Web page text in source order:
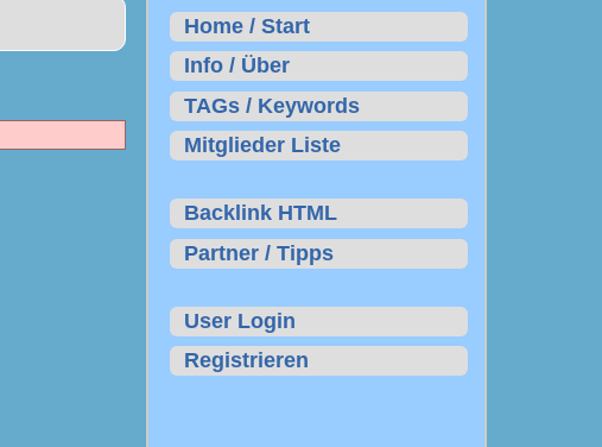
Home / Start
Info / Über
TAGs / Keywords
Mitglieder Liste
Backlink HTML
Partner / Tipps
User Login
Registrieren